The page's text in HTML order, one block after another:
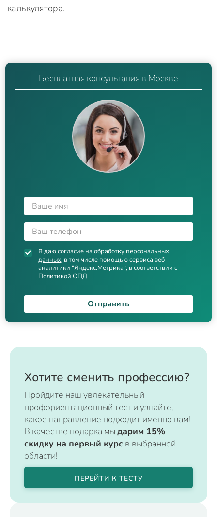
калькулятора.
Бесплатная консультация в Москве
Я даю согласие наобработку персональных
данных, в том числе помощью сервиса веб-
аналитики "Яндекс.Метрика", в соответствии с
Политикой ОПД
Отправить
Хотите сменить профессию?
Пройдите наш увлекательный
профориентационный тест и узнайте,
какое направление подходит именно вам!
В качестве подарка мы дарим 15%
скидку на первый курс в выбранной
области!
ПЕРЕЙТИ К ТЕСТУ